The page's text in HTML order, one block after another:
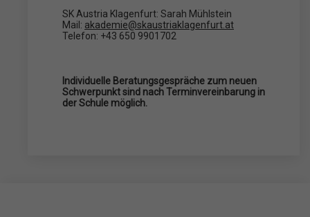
SK Austria Klagenfurt: Sarah Mühlstein
Mail: akademie@skaustriaklagenfurt.at
Telefon: +43 650 9901702
Individuelle Beratungsgespräche zum neuen
Schwerpunkt sind nach Terminvereinbarung in
der Schule möglich.